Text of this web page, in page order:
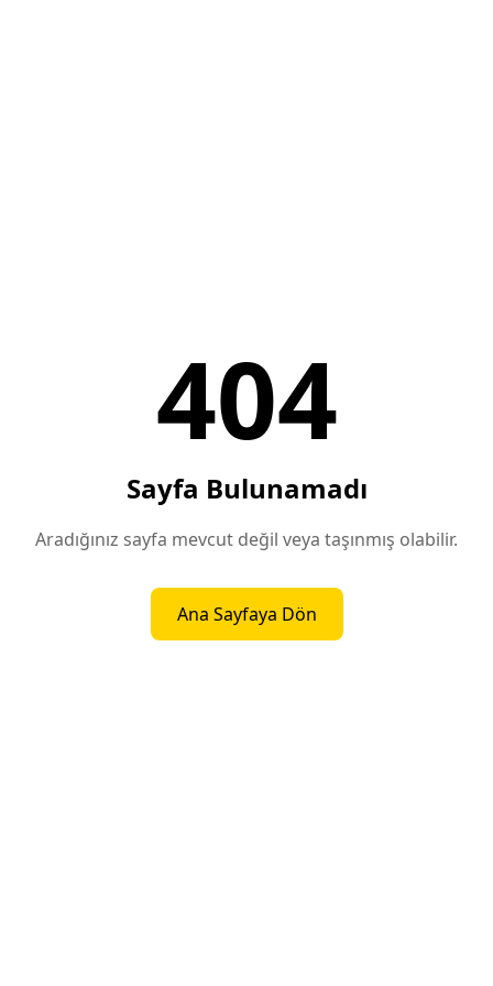
404
Sayfa Bulunamadı
Aradığınız sayfa mevcut değil veya taşınmış olabilir.
Ana Sayfaya Dön